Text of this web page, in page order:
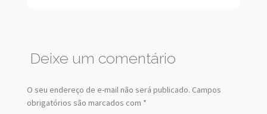
Deixe um comentário
O seu endereço de e-mail não será publicado. Campos
obrigatórios são marcados com *